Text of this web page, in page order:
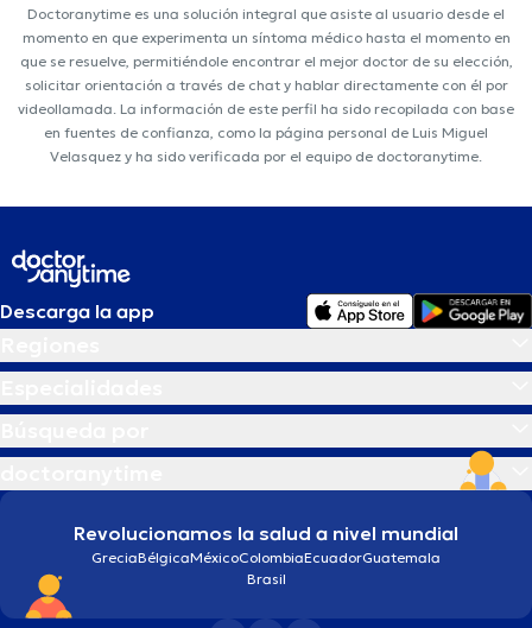
Doctoranytime es una solución integral que asiste al usuario desde el
momento en que experimenta un síntoma médico hasta el momento en
que se resuelve, permitiéndole encontrar el mejor doctor de su elección,
solicitar orientación a través de chat y hablar directamente con él por
videollamada. La información de este perfil ha sido recopilada con base
en fuentes de confianza, como la página personal de Luis Miguel
Velasquez y ha sido verificada por el equipo de doctoranytime.
Descarga la app
Revolucionamos la salud a nivel mundial
GreciaBélgicaMéxicoColombiaEcuadorGuatemala
Brasil